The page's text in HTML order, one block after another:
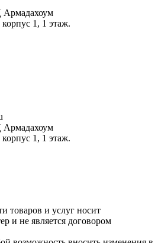
1, 1 этаж.
1, 1 этаж.
товаров и услуг носит
и не является договором